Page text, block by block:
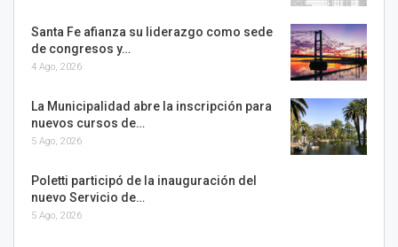
Santa Fe afianza su liderazgo como sede
de congresos y…
4 Ago, 2026
La Municipalidad abre la inscripción para
nuevos cursos de…
5 Ago, 2026
Poletti participó de la inauguración del
nuevo Servicio de…
5 Ago, 2026